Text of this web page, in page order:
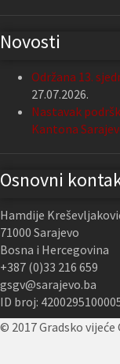
Novosti
Održana 13.
27.07.2026.
Nastavak
Kantona
Osnovni
Hamdije
71000 Sarajevo
Bosna i Hercegovina
+387 (0)33 216 659
gsgv@sarajevo.ba
ID broj:
© 2017 Gradsko vijeće